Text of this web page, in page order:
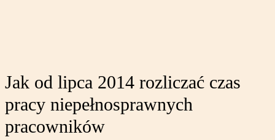
Jak od lipca 2014 rozliczać czas
pracy niepełnosprawnych
pracowników